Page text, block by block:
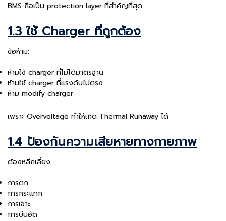
BMS ถือเป็น protection layer ที่สำคัญที่สุด
1.3 ใช้ Charger ที่ถูกต้อง
ข้อห้าม:
ห้ามใช้ charger ที่ไม่ได้มาตรฐาน
ห้ามใช้ charger ที่แรงดันไม่ตรง
ห้าม modify charger
เพราะ Overvoltage ทำให้เกิด Thermal Runaway ได้
1.4 ป้องกันความเสียหายทางกายภาพ
ต้องหลีกเลี่ยง:
การตก
การกระแทก
การเจาะ
การบีบอัด